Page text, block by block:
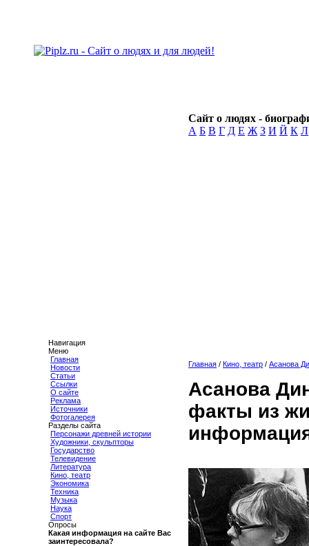
Сайт о людях -
А Б В Г Д Е Ж З И Й К Л
Навигация
Меню
Главная
Новости
Статьи
Ссылки
О сайте
Реклама
Источники
Фотогалерея
Разделы сайта
Персонажи древней истории
Художники, скульпторы
Государство
Телевидение
Литература
Кино, театр
Экономика
Техника
Музыка
Наука
Спорт
Опросы
Какая информация на сайте Вас
заинтересовала?
Главная / Кино, театр / Асанова
Асанова
факты из